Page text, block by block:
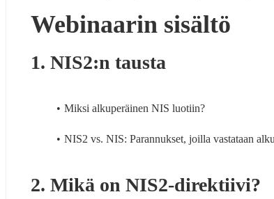
Webinaarin sisältö
1. NIS2:n tausta
Miksi alkuperäinen NIS luotiin?
NIS2 vs. NIS: Parannukset, joilla vastataan
2. Mikä on NIS2-direktiivi?